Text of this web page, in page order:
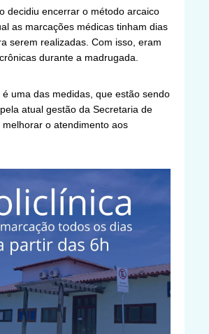
decidiu encerrar o método arcaico
as marcações médicas tinham dias
serem realizadas. Com isso, eram
durante a madrugada.
é uma das medidas, que estão sendo
atual gestão da Secretaria de
melhorar o atendimento aos